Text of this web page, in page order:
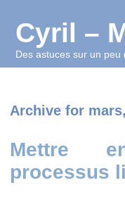
Cyril –
Des astuces sur un peu
Archive for
Mettre
processus